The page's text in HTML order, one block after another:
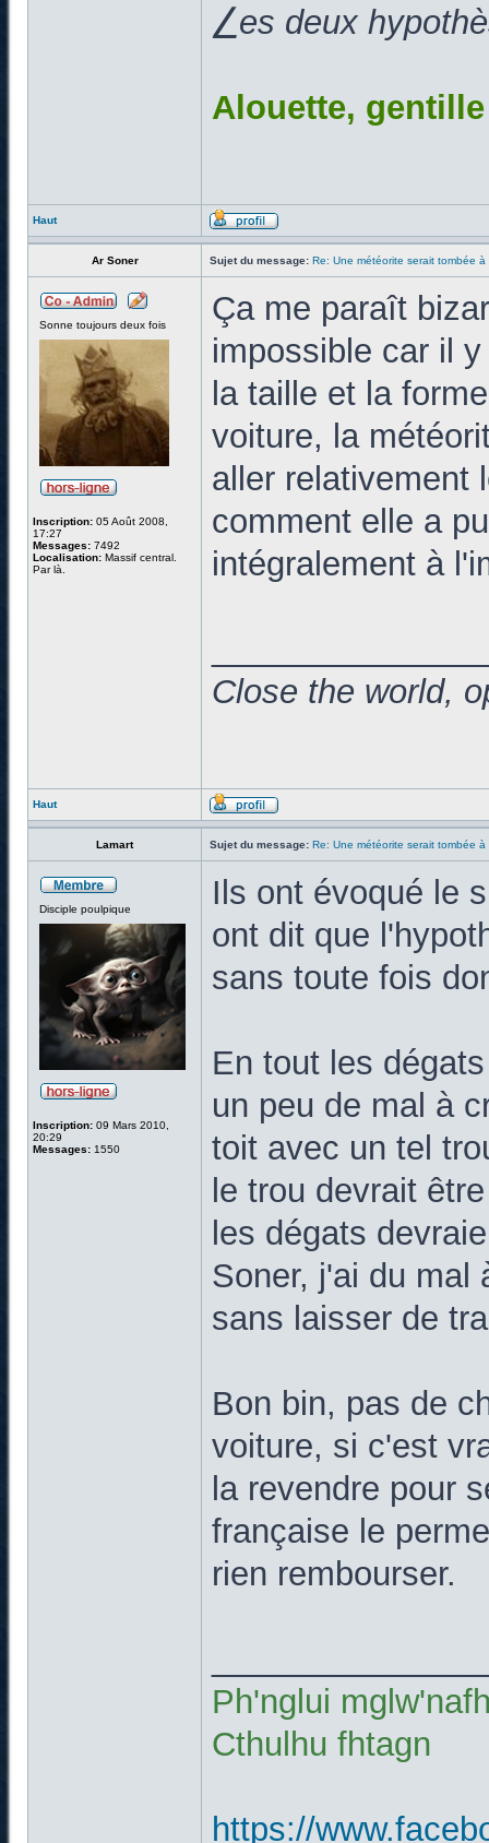
⎳es deux
Alouette,
Haut
Ar Soner Sujet du message: Re: Une météorite serait tombée à
Sonne toujours deux fois
Inscription: 05 Août 2008,
17:27
Messages: 7492
Localisation: Massif central.
Par là.
Ça me paraît
impossible car il
la taille et la
voiture, la
aller relativement
comment elle a
intégralement à
Close the world,
Haut
Lamart Sujet du message: Re: Une météorite serait tombée à
Disciple poulpique
Inscription: 09 Mars 2010,
20:29
Messages: 1550
Ils ont évoqué le
ont dit que
sans toute fois
En tout les
un peu de mal à
toit avec un tel
le trou devrait
les dégats
Soner, j'ai du mal
sans laisser de
Bon bin, pas de
voiture, si c'est
la revendre pour
française le
rien rembourser.
Ph'nglui
Cthulhu fhtagn
https://